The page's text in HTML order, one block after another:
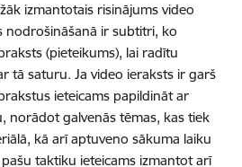
izmantotais risinājums video
nodrošināšanā ir subtitri, ko
(pieteikums), lai radītu
tā saturu. Ja video ieraksts ir garš
ieteicams papildināt ar
norādot galvenās tēmas, kas tiek
kā arī aptuveno sākuma laiku
taktiku ieteicams izmantot arī